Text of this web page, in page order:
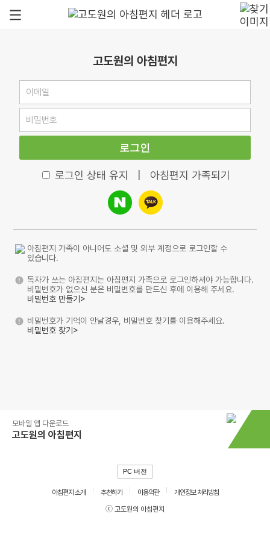
고도원의 아침편지
로그인
로그인 상태 유지 아침편지 가족되기
아침편지 가족이 아니어도 소셜 및 외부 계정으로 로그인할 수
있습니다.
독자가 쓰는 아침편지는 아침편지 가족으로 로그인하셔야 가능합니다.
비밀번호가 없으신 분은 비밀번호를 만드신 후에 이용해 주세요.
비밀번호 만들기>
비밀번호가 기억이 안날경우, 비밀번호 찾기를 이용해주세요.
비밀번호 찾기>
모바일 앱 다운로드
고도원의 아침편지
PC 버전
아침편지 소개 추천하기 이용약관
개인정보 처리방침
ⓒ 고도원의 아침편지